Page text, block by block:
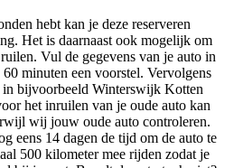
hebt kan je deze reserveren
Het is daarnaast ook mogelijk om
Vul de gegevens van je auto in
minuten een voorstel. Vervolgens
bijvoorbeeld Winterswijk Kotten
het inruilen van je oude auto kan
wij jouw oude auto controleren.
eens 14 dagen de tijd om de auto te
500 kilometer mee rijden zodat je